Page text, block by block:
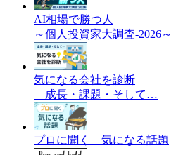
AI相場で勝つ人
～個人投資家大調査-2026～
気になる会社を診断
成長・課題・そして…
プロに聞く 気になる話題